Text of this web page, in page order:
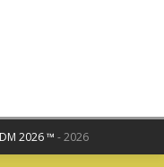
2026 ™ - 2026